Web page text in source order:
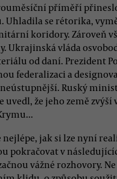
příměří
Uhladila se rétorika,
koridory. Zároveň
Ukrajinská vláda
od daní. Prezident
federalizaci a
neústupnější. Ruský
uvedl, že jeho země zvýší
nejlépe, jak si lze nyní
pokračovat v
vážné rozhovory.